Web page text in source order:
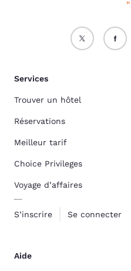
Services
Trouver un hôtel
Réservations
Meilleur tarif
Choice Privileges
Voyage d’affaires
S’inscrire Se connecter
Aide